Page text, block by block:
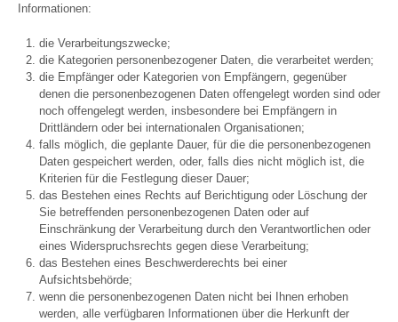
Informationen:
die Verarbeitungszwecke;
die Kategorien personenbezogener Daten, die verarbeitet werden;
die Empfänger oder Kategorien von Empfängern, gegenüber
denen die personenbezogenen Daten offengelegt worden sind oder
noch offengelegt werden, insbesondere bei Empfängern in
Drittländern oder bei internationalen Organisationen;
falls möglich, die geplante Dauer, für die die personenbezogenen
Daten gespeichert werden, oder, falls dies nicht möglich ist, die
Kriterien für die Festlegung dieser Dauer;
das Bestehen eines Rechts auf Berichtigung oder Löschung der
Sie betreffenden personenbezogenen Daten oder auf
Einschränkung der Verarbeitung durch den Verantwortlichen oder
eines Widerspruchsrechts gegen diese Verarbeitung;
das Bestehen eines Beschwerderechts bei einer
Aufsichtsbehörde;
wenn die personenbezogenen Daten nicht bei Ihnen erhoben
werden, alle verfügbaren Informationen über die Herkunft der